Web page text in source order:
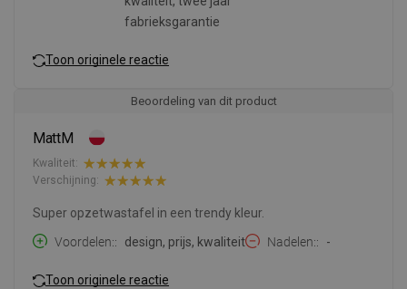
fabrieksgarantie
Toon originele reactie
Beoordeling van dit product
MattM
Kwaliteit:
Verschijning:
Super opzetwastafel in een trendy kleur.
Voordelen:
design, prijs, kwaliteit Nadelen: -
Toon originele reactie